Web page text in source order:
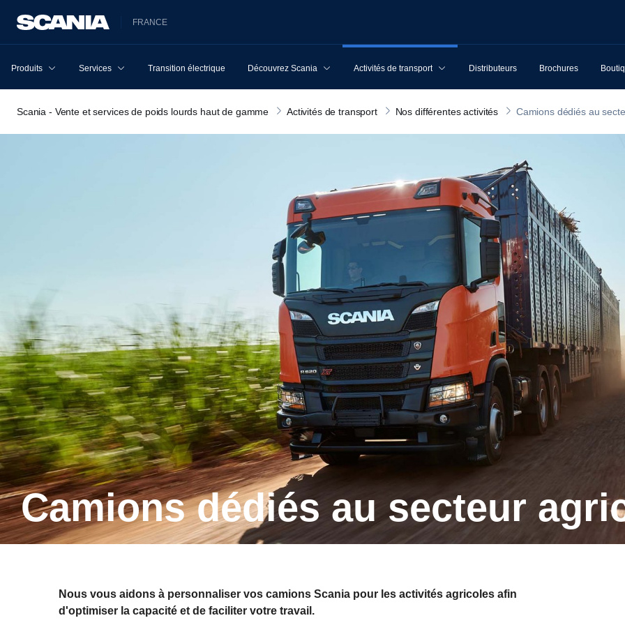
FRANCE
Produits Services Transition électrique Découvrez Scania Activités de transport Distributeurs Brochures
Scania - Vente et services de poids lourds haut de gamme Activités de transport Nos différentes activités Camions dédiés au
Camions dédiés au secteur
Nous vous aidons à personnaliser vos camions Scania pour les activités agricoles afin
d'optimiser la capacité et de faciliter votre travail.